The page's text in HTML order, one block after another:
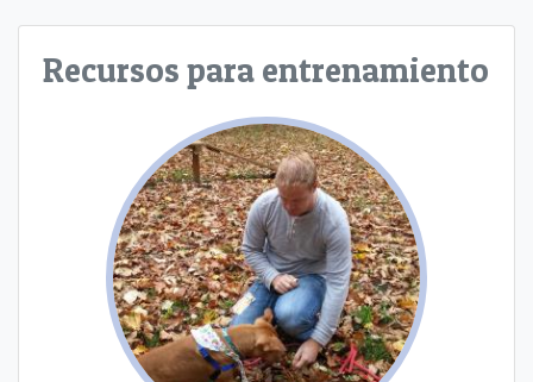
Recursos para entrenamiento